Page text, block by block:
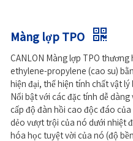
Màng lợp TPO
CANLON Màng lợp TPO
ethylene-propylene (cao su)
hiện đại, thể hiện tính chất vật
Nổi bật với các đặc tính dễ
cấp độ đàn hồi cao độc đáo
dẻo vượt trội của nó dưới nhiệt
hóa học tuyệt vời của nó (độ